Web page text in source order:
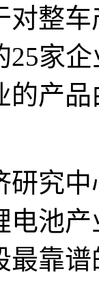
对整
25家
的产
研究
电池
最靠